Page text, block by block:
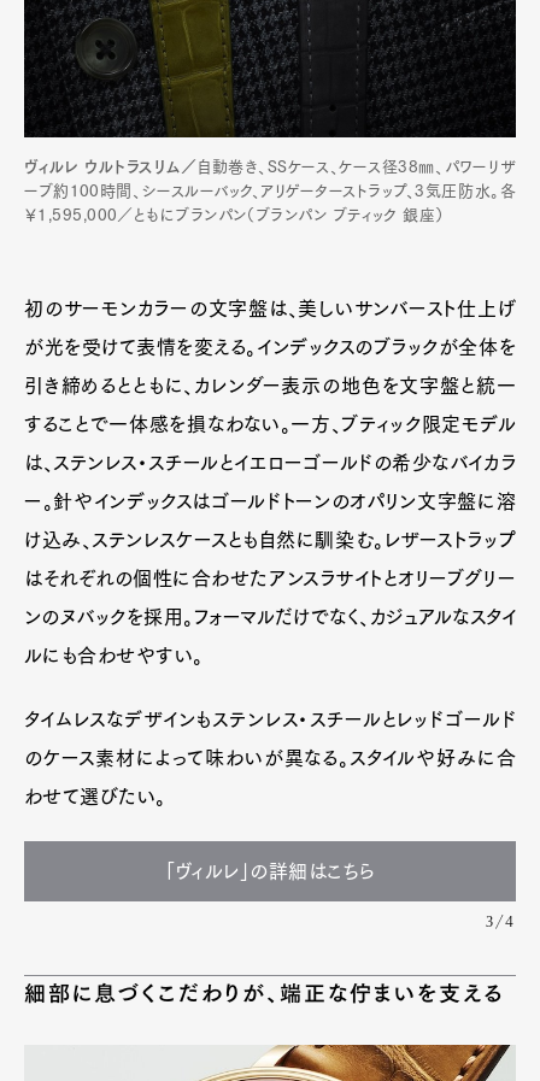
ヴィルレ ウルトラスリム／ 自動巻き、SSケース、ケース径38㎜、パワーリザ
ーブ約100時間、シースルーバック、アリゲーターストラップ、3気圧防水。各
￥1,595,000／ともにブランパン（ブランパン ブティック 銀座）
初のサーモンカラーの文字盤は、美しいサンバースト仕上げ
が光を受けて表情を変える。インデックスのブラックが全体を
引き締めるとともに、カレンダー表示の地色を文字盤と統一
することで一体感を損なわない。一方、ブティック限定モデル
は、ステンレス・スチールとイエローゴールドの希少なバイカラ
ー。針やインデックスはゴールドトーンのオパリン文字盤に溶
け込み、ステンレスケースとも自然に馴染む。レザーストラップ
はそれぞれの個性に合わせたアンスラサイトとオリーブグリー
ンのヌバックを採用。フォーマルだけでなく、カジュアルなスタイ
ルにも合わせやすい。
タイムレスなデザインもステンレス・スチールとレッドゴールド
のケース素材によって味わいが異なる。スタイルや好みに合
わせて選びたい。
「ヴィルレ」の詳細はこちら
3/4
細部に息づくこだわりが、端正な佇まいを支える